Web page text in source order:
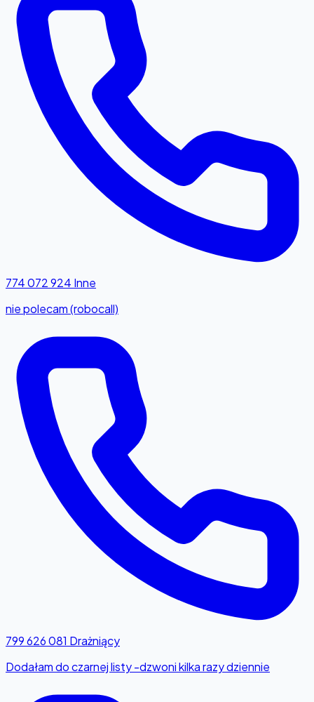
774 072 924 Inne
nie polecam (robocall)
799 626 081 Drażniący
Dodałam do czarnej listy -dzwoni kilka razy dziennie